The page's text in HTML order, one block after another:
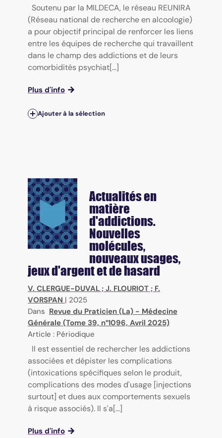
Soutenu par la MILDECA, le réseau REUNIRA
(Réseau national de recherche en alcoologie)
a pour objectif principal de renforcer les liens
entre les équipes de recherche qui travaillent
dans le champ des addictions et de leurs
comorbidités psychiat[...]
Plus d'info
Ajouter à la sélection
Actualités en
matière
d'addictions.
Nouvelles
molécules,
nouveaux usages,
jeux d'argent et de hasard
V. CLERGUE-DUVAL ; J. FLOURIOT ; F.
VORSPAN | 2025
Dans Revue du Praticien (La) - Médecine
Générale (Tome 39, n°1096, Avril 2025)
Article : Périodique
Il est essentiel de rechercher les addictions
associées et dépister les complications
(intoxications spécifiques selon le produit,
complications des modes d'usage [injections
surtout] et dues aux comportements sexuels
à risque associés). Il s'a[...]
Plus d'info